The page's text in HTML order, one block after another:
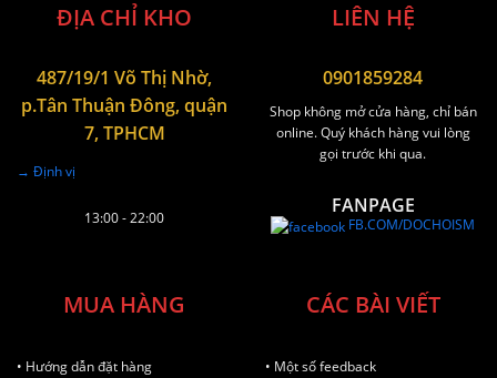
ĐỊA CHỈ KHO
487/19/1 Võ Thị Nhờ,
p.Tân Thuận Đông, quận
7, TPHCM
→ Định vị
13:00 - 22:00
LIÊN HỆ
0901859284
Shop không mở cửa hàng, chỉ bán
online. Quý khách hàng vui lòng
gọi trước khi qua.
FANPAGE
FB.COM/DOCHOISM
MUA HÀNG
• Hướng dẫn đặt hàng
CÁC BÀI VIẾT
• Một số feedback